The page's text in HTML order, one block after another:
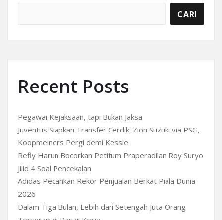
CARI
Recent Posts
Pegawai Kejaksaan, tapi Bukan Jaksa
Juventus Siapkan Transfer Cerdik: Zion Suzuki via PSG,
Koopmeiners Pergi demi Kessie
Refly Harun Bocorkan Petitum Praperadilan Roy Suryo
Jilid 4 Soal Pencekalan
Adidas Pecahkan Rekor Penjualan Berkat Piala Dunia
2026
Dalam Tiga Bulan, Lebih dari Setengah Juta Orang